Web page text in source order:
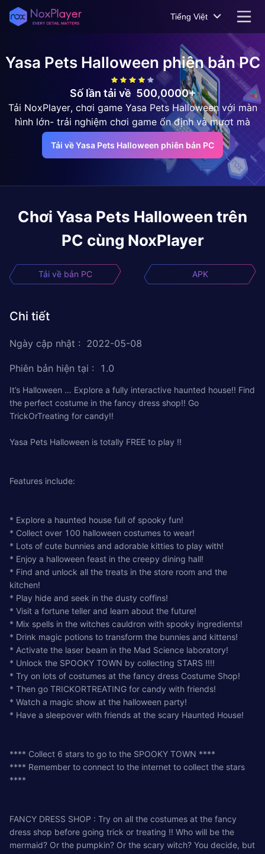
Tiếng Việt
Yasa Pets Halloween phiên bản PC
Số lần tải về 500,0000+
Tải NoxPlayer, chơi game Yasa Pets Halloween với màn
hình lớn- trải nghiệm chơi game ổn định và mượt mà
Tải về Yasa Pets Halloween phiên bản PC
Chơi Yasa Pets Halloween trên
PC cùng NoxPlayer
Tải về bản PC APK
Chi tiết
Ngày cập nhật : 2022-05-08
Phiên bản hiện tại : 1.0
It’s Halloween … Explore a fully interactive haunted house!! Find
the perfect costume in the fancy dress shop!! Go
TrickOrTreating for candy!!
Yasa Pets Halloween is totally FREE to play !!
Features include:
* Explore a haunted house full of spooky fun!
* Collect over 100 halloween costumes to wear!
* Lots of cute bunnies and adorable kitties to play with!
* Enjoy a halloween feast in the creepy dining hall!
* Find and unlock all the treats in the store room and the
kitchen!
* Play hide and seek in the dusty coffins!
* Visit a fortune teller and learn about the future!
* Mix spells in the witches cauldron with spooky ingredients!
* Drink magic potions to transform the bunnies and kittens!
* Activate the laser beam in the Mad Science laboratory!
* Unlock the SPOOKY TOWN by collecting STARS !!!!
* Try on lots of costumes at the fancy dress Costume Shop!
* Then go TRICKORTREATING for candy with friends!
* Watch a magic show at the halloween party!
* Have a sleepover with friends at the scary Haunted House!
**** Collect 6 stars to go to the SPOOKY TOWN ****
**** Remember to connect to the internet to collect the stars
****
FANCY DRESS SHOP : Try on all the costumes at the fancy
dress shop before going trick or treating !! Who will be the
mermaid? Or the pumpkin? Or the scary witch? You decide, but